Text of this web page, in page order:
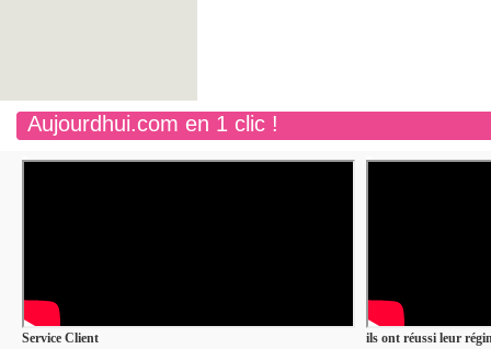
Aujourdhui.com en 1 clic !
Service Client
ils ont réussi leur